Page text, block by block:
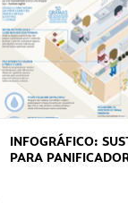
INFOGRÁFICO:
PARA